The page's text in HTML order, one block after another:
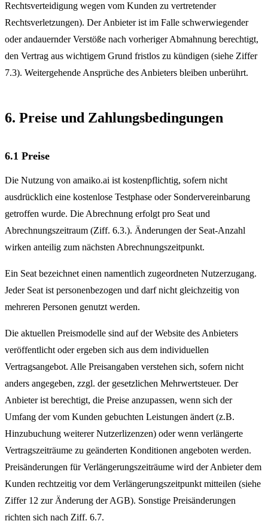
Rechtsverteidigung wegen vom Kunden zu vertretender
Rechtsverletzungen). Der Anbieter ist im Falle schwerwiegender
oder andauernder Verstöße nach vorheriger Abmahnung berechtigt,
den Vertrag aus wichtigem Grund fristlos zu kündigen (siehe Ziffer
7.3). Weitergehende Ansprüche des Anbieters bleiben unberührt.
6. Preise und Zahlungsbedingungen
6.1 Preise
Die Nutzung von amaiko.ai ist kostenpflichtig, sofern nicht
ausdrücklich eine kostenlose Testphase oder Sondervereinbarung
getroffen wurde. Die Abrechnung erfolgt pro Seat und
Abrechnungszeitraum (Ziff. 6.3.). Änderungen der Seat-Anzahl
wirken anteilig zum nächsten Abrechnungszeitpunkt.
Ein Seat bezeichnet einen namentlich zugeordneten Nutzerzugang.
Jeder Seat ist personenbezogen und darf nicht gleichzeitig von
mehreren Personen genutzt werden.
Die aktuellen Preismodelle sind auf der Website des Anbieters
veröffentlicht oder ergeben sich aus dem individuellen
Vertragsangebot. Alle Preisangaben verstehen sich, sofern nicht
anders angegeben, zzgl. der gesetzlichen Mehrwertsteuer. Der
Anbieter ist berechtigt, die Preise anzupassen, wenn sich der
Umfang der vom Kunden gebuchten Leistungen ändert (z.B.
Hinzubuchung weiterer Nutzerlizenzen) oder wenn verlängerte
Vertragszeiträume zu geänderten Konditionen angeboten werden.
Preisänderungen für Verlängerungszeiträume wird der Anbieter dem
Kunden rechtzeitig vor dem Verlängerungszeitpunkt mitteilen (siehe
Ziffer 12 zur Änderung der AGB). Sonstige Preisänderungen
richten sich nach Ziff. 6.7.